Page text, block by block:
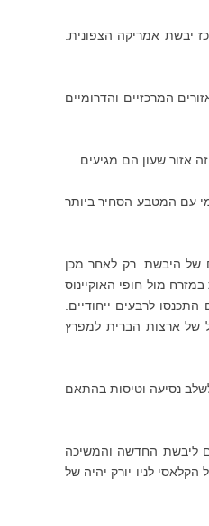
שרובן המוחלט מרוכזות במרכז יבשת אמריקה הצפונית.
המרכזיים והדרומיים
אזור שעון הם מגיעים.
עולמי עם המטבע הסחיר ביותר
המזרחיים של היבשת. רק לאחר מכן
מול חופי האוקיינוס
לרבעים ייחודיים.
של ארצות הברית למפרץ
נסיעה וטיסות בהתאם
ליבשת החדשה והמשיכה
לניו יורק יהיה של